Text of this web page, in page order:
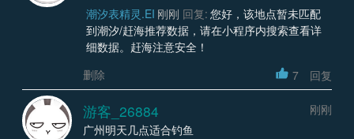
潮汐表精灵.EI 刚刚 回复: 您好，该地点暂未匹配
到潮汐/赶海推荐数据，请在小程序内搜索查看详
细数据。赶海注意安全！
删除
7 回复
游客_26884
刚刚
广州明天几点适合钓鱼